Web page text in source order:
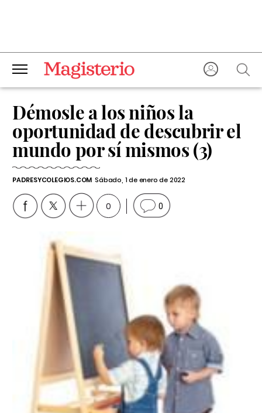
Démosle a los niños la
oportunidad de descubrir el
mundo por sí mismos (3)
PADRESYCOLEGIOS.COM Sábado, 1 de enero de 2022
0 0